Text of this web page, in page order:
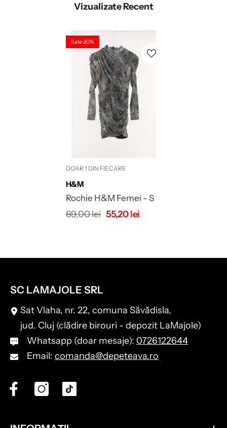
Vizualizate Recent
Sale 20%
DOAR 1 DIN FIECARE
Brand:
H&M
Rochie H&M Femei - S
69,00 lei 55,20 lei
SC LAMAJOLE SRL
Sat Vlaha, nr. 22, comuna Săvădisla,
jud. Cluj (clădire birouri - depozit LaMajole)
Whatsapp (doar mesaje): 0726122644
Email: comanda@depeteava.ro